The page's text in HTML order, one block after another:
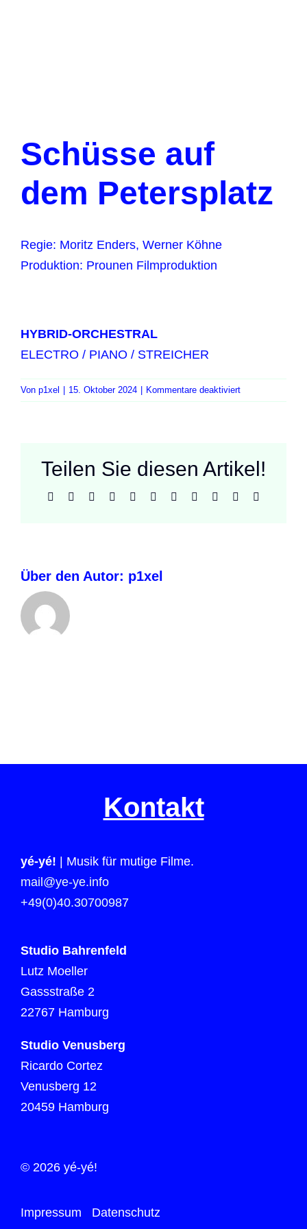
Schüsse auf
dem Petersplatz
Regie: Moritz Enders, Werner Köhne
Produktion: Prounen Filmproduktion
HYBRID-ORCHESTRAL
ELECTRO / PIANO / STREICHER
Von p1xel 15. Oktober 2024 Kommentare deaktiviertfür
Schüsse
Teilen Sie diesen Artikel!
Facebook Reddit LinkedInWhatsAppTelegram
TumblrPinterest Xing
Über den Autor: p1xel
Kontakt
yé-yé! | Musik für mutige Filme.
mail@ye-ye.info
+49(0)40.30700987
Studio Bahrenfeld
Lutz Moeller
Gassstraße 2
22767 Hamburg
Studio Venusberg
Ricardo Cortez
Venusberg 12
20459 Hamburg
© 2026 yé-yé!
Impressum Datenschutz